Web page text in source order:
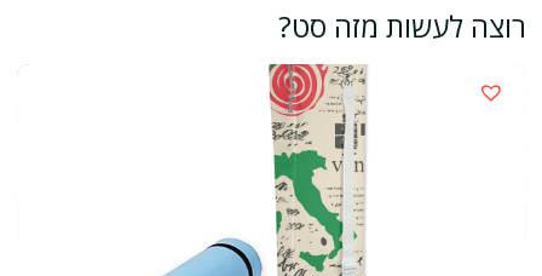
רוצה לעשות מזה סט?